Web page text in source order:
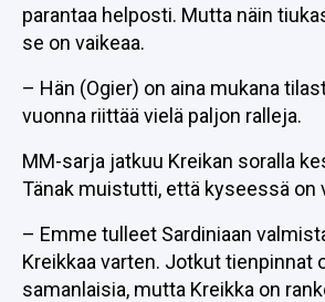
parantaa helposti. Mutta näin
se on vaikeaa.
– Hän (Ogier) on aina mukana
vuonna riittää vielä paljon ralleja.
MM-sarja jatkuu Kreikan soralla
Tänak muistutti, että kyseessä on
– Emme tulleet Sardiniaan
Kreikkaa varten. Jotkut tienpinnat
samanlaisia, mutta Kreikka on